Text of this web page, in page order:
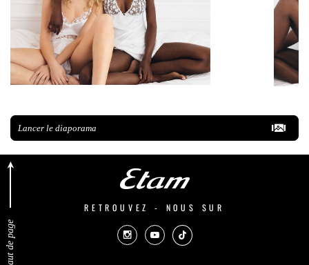
Lancer le diaporama
RETROUVEZ - NOUS SUR